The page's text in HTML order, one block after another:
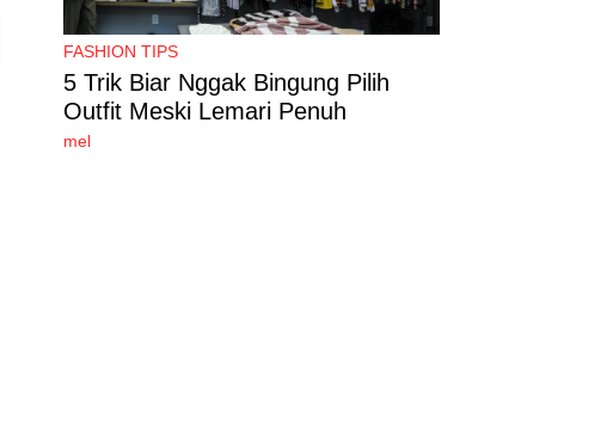
FASHION TIPS
5 Trik Biar Nggak Bingung Pilih
Outfit Meski Lemari Penuh
mel